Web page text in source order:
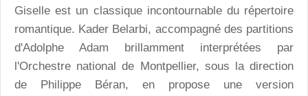
Giselle est un classique incontournable du répertoire
romantique. Kader Belarbi, accompagné des partitions
d'Adolphe Adam brillamment interprétées par
l'Orchestre national de Montpellier, sous la direction
de Philippe Béran, en propose une version